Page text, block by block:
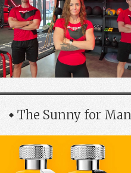
The Sunny for Man